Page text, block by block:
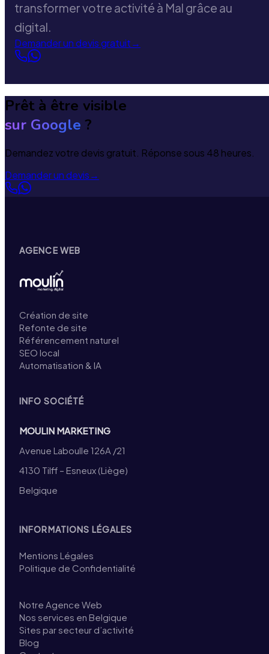
transformer votre activité à Mal grâce au
digital.
Demander un devis gratuit→
Prêt à être visible
sur Google ?
Demandez votre devis gratuit. Réponse sous 48 heures.
Demander un devis→
AGENCE WEB
Création de site
Refonte de site
Référencement naturel
SEO local
Automatisation & IA
INFO SOCIÉTÉ
MOULIN MARKETING
Avenue Laboulle 126A /21
4130 Tilff – Esneux (Liège)
Belgique
INFORMATIONS LÉGALES
Mentions Légales
Politique de Confidentialité
Notre Agence Web
Nos services en Belgique
Sites par secteur d’activité
Blog